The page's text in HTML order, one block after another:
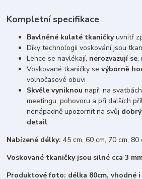
Kompletní specifikace
Bavlněné kulaté tkaničkyuvnitř
Díky technologii voskování jsou
Lehce se navlékají, nerozvazují se,
Voskované tkaničky sevýborně
volnočasové obuvi
Skvěle vyniknou např. na
meetingu, pohovoru a při dalších
nenápadně upozornit na svůj
detail
Nabízené délky: 45 cm, 60 cm, 70 cm, 80
Voskované tkaničky jsou silné cca 3
Produktové foto: délka 80cm, vhodné